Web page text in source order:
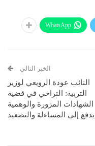
WhatsApp
الخبر التالي
النائب عودة الرويعي لوزير
التربية: التراخي في قضية
الشهادات المزورة والوهمية
يدفع إلى المساءلة والتصعيد